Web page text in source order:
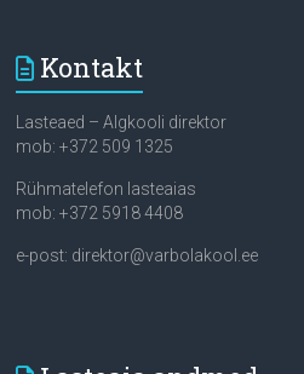
Kontakt
Lasteaed – Algkooli direktor
mob: +372 509 1325
Rühmatelefon lasteaias
mob: +372 5918 4408
e-post: direktor@varbolakool.ee